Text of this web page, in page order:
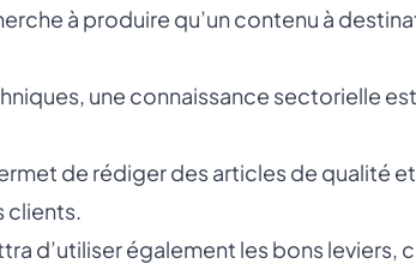
à produire qu’un contenu à
une connaissance sectorielle
de rédiger des articles de qualité
clients.
d’utiliser également les bons leviers,